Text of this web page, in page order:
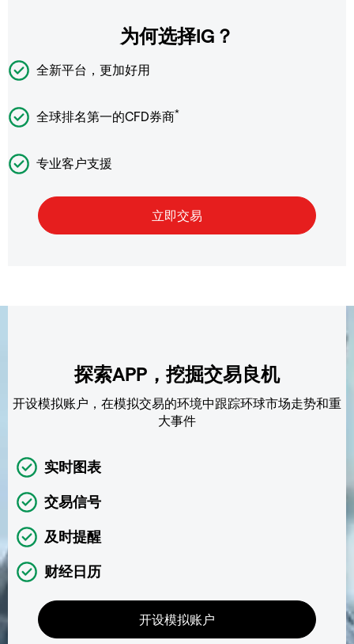
为何选择IG？
全新平台，更加好用
全球排名第一的CFD券商*
专业客户支援
探索APP，挖掘交易良机
开设模拟账户，在模拟交易的环境中跟踪环球市场走势和重
大事件
实时图表
交易信号
及时提醒
财经日历